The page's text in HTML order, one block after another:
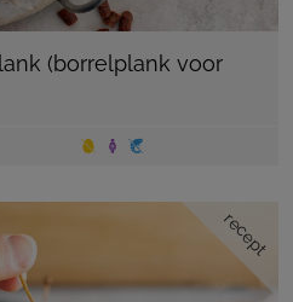
(borrelplank voor
recept